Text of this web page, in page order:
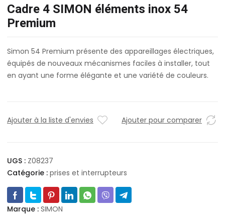
Cadre 4 SIMON éléments inox 54
Premium
Simon 54 Premium présente des appareillages électriques,
équipés de nouveaux mécanismes faciles à installer, tout
en ayant une forme élégante et une variété de couleurs.
Ajouter à la liste d'envies Ajouter pour comparer
UGS : Z08237
Catégorie : prises et interrupteurs
Marque : SIMON